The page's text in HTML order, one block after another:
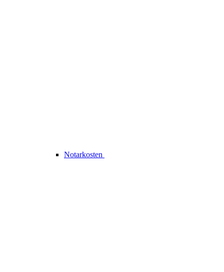
Notarkosten